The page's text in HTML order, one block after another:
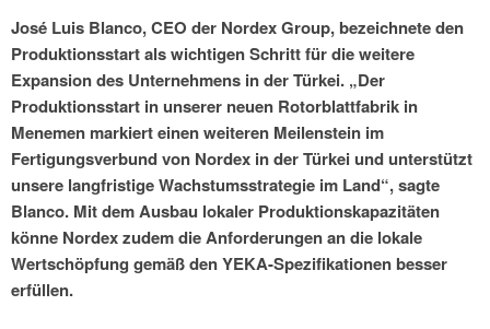
José Luis Blanco, CEO der Nordex Group, bezeichnete den
Produktionsstart als wichtigen Schritt für die weitere
Expansion des Unternehmens in der Türkei. „Der
Produktionsstart in unserer neuen Rotorblattfabrik in
Menemen markiert einen weiteren Meilenstein im
Fertigungsverbund von Nordex in der Türkei und unterstützt
unsere langfristige Wachstumsstrategie im Land“, sagte
Blanco. Mit dem Ausbau lokaler Produktionskapazitäten
könne Nordex zudem die Anforderungen an die lokale
Wertschöpfung gemäß den YEKA-Spezifikationen besser
erfüllen.